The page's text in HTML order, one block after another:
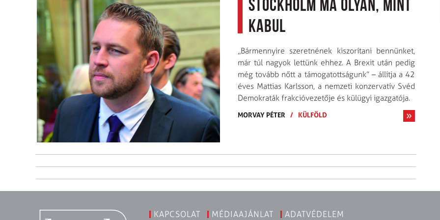
Stockholm ma olyan, mint
Kabul
„Bármennyire szeretnének kiszorítani bennünket,
már túl nagyok lettünk ehhez. A Brexit után pedig
még tovább nőtt a támogatottságunk” – állítja a 42
éves Mattias Karlsson, a nemzeti konzervatív Svéd
Demokraták frakcióvezetője és külügyi igazgatója.
MORVAY PÉTER / KÜLFÖLD
KAPCSOLAT MÉDIAAJÁNLAT ADATVÉDELEM